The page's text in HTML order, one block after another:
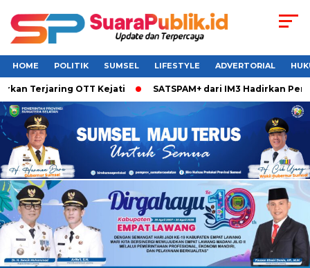
HOME POLITIK SUMSEL LIFESTYLE ADVERTORIAL
OTT Kejati SATSPAM+ dari IM3 Hadirkan